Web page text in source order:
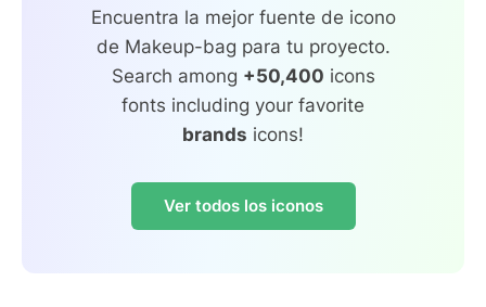
Encuentra la mejor fuente de icono
de Makeup-bag para tu proyecto.
Search among +50,400 icons
fonts including your favorite
brands icons!
Ver todos los iconos